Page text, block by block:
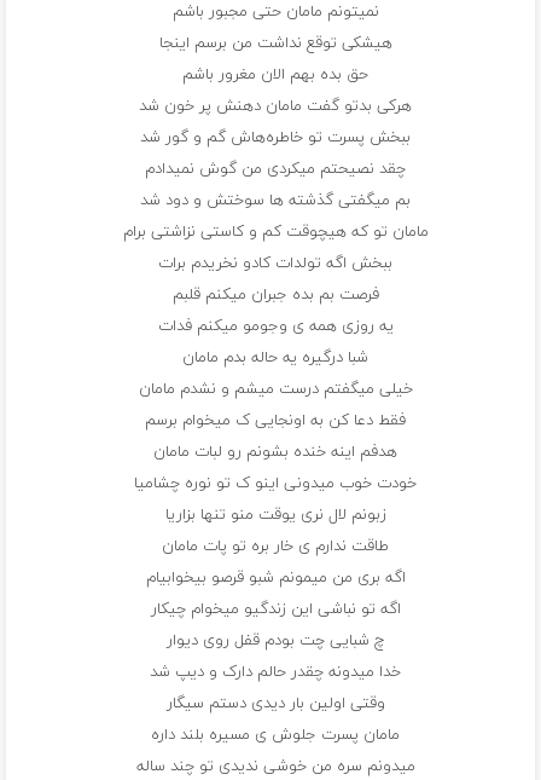
نمیتونم مامان حتی مجبور باشم
هیشکی توقع نداشت من برسم اینجا
حق بده بهم الان مغرور باشم
هرکی بدتو گفت مامان دهنش پر خون شد
ببخش پسرت تو خاطره‌هاش گم و گور شد
چقد نصیحتم میکردی من گوش نمیدادم
بم میگفتی گذشته ها سوختش و دود شد
مامان تو که هیچوقت کم و کاستی نزاشتی برام
ببخش اگه تولدات کادو نخریدم برات
فرصت بم بده جبران میکنم قلبم
یه روزی همه ی وجومو میکنم فدات
شبا درگیره یه حاله بدم مامان
خیلی میگفتم درست میشم و نشدم مامان
فقط دعا کن به اونجایی ک میخوام برسم
هدفم اینه خنده بشونم رو لبات مامان
خودت خوب میدونی اینو ک‌ تو نوره چشامیا
زبونم لال نری یوقت منو تنها بزاریا
طاقت ندارم ی خار بره تو پات مامان
اگه بری من میمونم شبو‌ قرصو بیخوابیام
اگه تو نباشی این زندگیو میخوام چیکار
چ شبایی چت بودم قفل روی دیوار
خدا میدونه چقدر حالم دارک و دیپ شد
وقتی اولین بار دیدی دستم سیگار
مامان پسرت جلوش ی مسیره بلند داره
میدونم سره من خوشی ندیدی تو چند ساله